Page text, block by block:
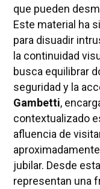
que pueden
Este material ha
para disuadir
la continuidad
busca equilibrar
seguridad y la
Gambetti,
contextualizado
afluencia de
jubilar. Desde
representan una